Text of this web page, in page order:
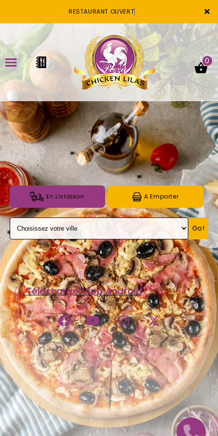
×
RESTAURANT OUVERT
ACCUEIL
LA CARTE
VOTRE COMPTE
NOTRE RESTAURANT
VOS AVIS
MENTIONS LÉGALES
0
En Livraison A Emporter
Go!
Télécharger App Android